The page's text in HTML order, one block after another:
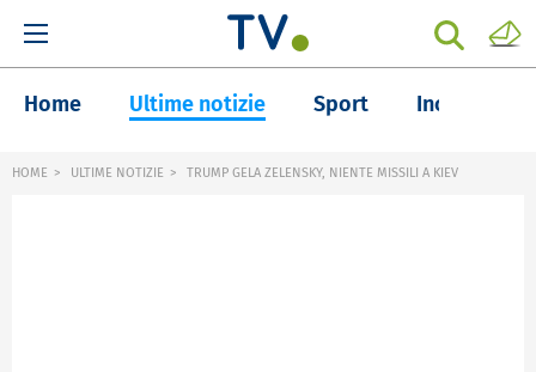
Home Ultime notizie Sport Inchieste
HOME ULTIME NOTIZIE TRUMP GELA ZELENSKY, NIENTE MISSILI A KIEV